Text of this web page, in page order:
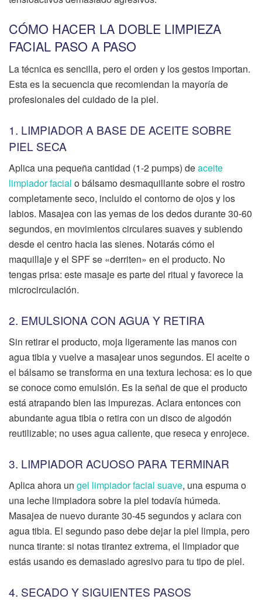
CÓMO HACER LA DOBLE LIMPIEZA
FACIAL PASO A PASO
La técnica es sencilla, pero el orden y los gestos importan.
Esta es la secuencia que recomiendan la mayoría de
profesionales del cuidado de la piel.
1. LIMPIADOR A BASE DE ACEITE SOBRE
PIEL SECA
Aplica una pequeña cantidad (1-2 pumps) deaceite
limpiador facial o bálsamo desmaquillante sobre el rostro
completamente seco, incluido el contorno de ojos y los
labios. Masajea con las yemas de los dedos durante 30-60
segundos, en movimientos circulares suaves y subiendo
desde el centro hacia las sienes. Notarás cómo el
maquillaje y el SPF se «derriten» en el producto. No
tengas prisa: este masaje es parte del ritual y favorece la
microcirculación.
2. EMULSIONA CON AGUA Y RETIRA
Sin retirar el producto, moja ligeramente las manos con
agua tibia y vuelve a masajear unos segundos. El aceite o
el bálsamo se transforma en una textura lechosa: es lo que
se conoce como emulsión. Es la señal de que el producto
está atrapando bien las impurezas. Aclara entonces con
abundante agua tibia o retira con un disco de algodón
reutilizable; no uses agua caliente, que reseca y enrojece.
3. LIMPIADOR ACUOSO PARA TERMINAR
Aplica ahora un gel limpiador facial suave, una espuma o
una leche limpiadora sobre la piel todavía húmeda.
Masajea de nuevo durante 30-45 segundos y aclara con
agua tibia. El segundo paso debe dejar la piel limpia, pero
nunca tirante: si notas tirantez extrema, el limpiador que
estás usando es demasiado agresivo para tu tipo de piel.
4. SECADO Y SIGUIENTES PASOS